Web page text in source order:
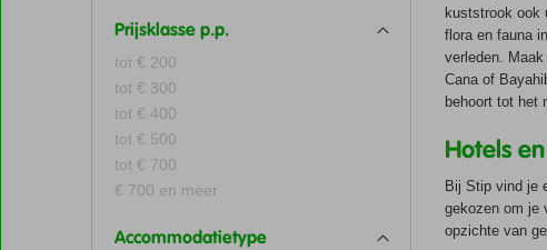
Prijsklasse p.p.
tot € 200
tot € 300
tot € 400
tot € 500
tot € 700
€ 700 en meer
Accommodatietype
kuststrook ook
flora en fauna
verleden.
Cana of
behoort tot het
Hotels
Bij Stip vind je
gekozen om je
opzichte van